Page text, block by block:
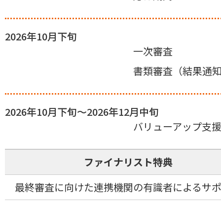
2026年10月下旬
一次審査
書類審査（結果通
2026年10月下旬～2026年12月中旬
バリューアップ支
ファイナリスト特典
最終審査に向けた連携機関の有識者によるサ